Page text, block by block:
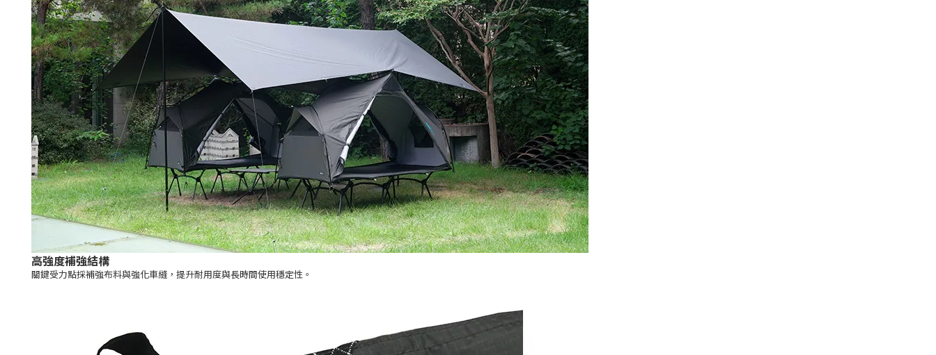
高強度補強結構
關鍵受力點採補強布料與強化車縫，提升耐用度與長時間使用穩定性。